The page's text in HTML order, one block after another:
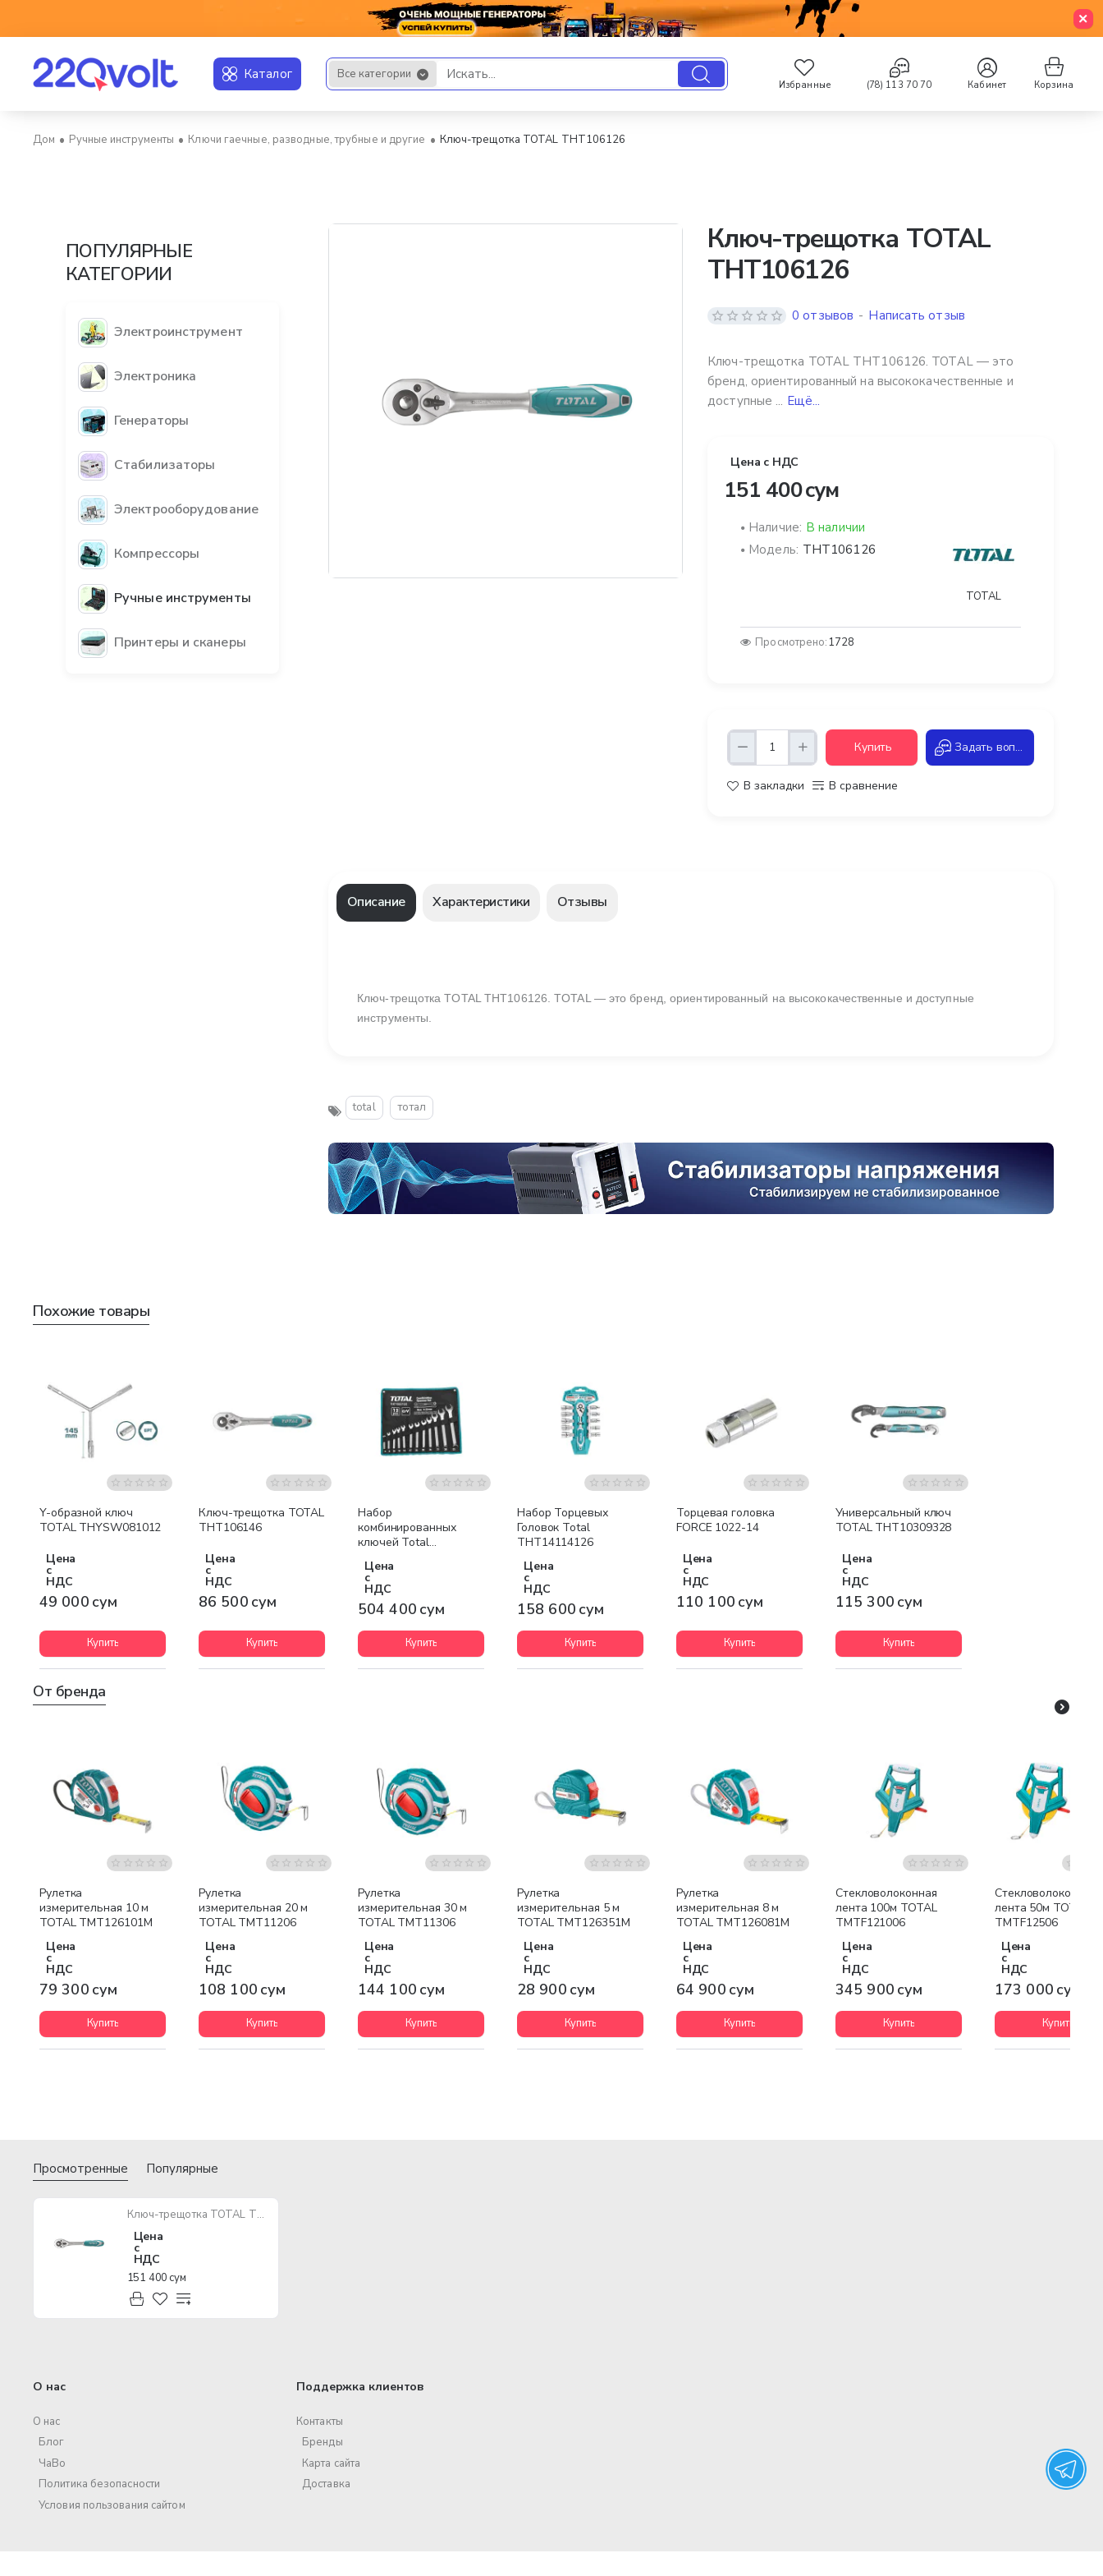
Каталог Все категории
Искать... Избранные (78) 113 70 70 Кабинет Корзина
Ручные инструменты Ключи гаечные, разводные, трубные и другие Ключ-трещотка TOTAL THT106126
ПОПУЛЯРНЫЕ
КАТЕГОРИИ
Электроинструмент
Электроника
Генераторы
Стабилизаторы
Электрооборудование
Компрессоры
Ручные инструменты
Принтеры и сканеры
Ключ-трещотка TOTAL
THT106126
Ключ-трещотка TOTAL THT106126. TOTAL — это
бренд, ориентированный на высококачественные и
доступные ... Ещё...
0 отзывов - Написать отзыв
Цена с НДС
151 400 сум
Наличие: В наличии
Модель: THT106126
TOTAL
Просмотрено:1728
Купить Задать вопрос
В закладки В сравнение
Описание Характеристики Отзывы
Ключ-трещотка TOTAL THT106126. TOTAL — это бренд, ориентированный на высококачественные и доступные
инструменты.
total тотал
Похожие товары
Y-образной ключ
TOTAL THYSW081012
Цена
с
НДС
49 000 сум
Купить
Ключ-трещотка TOTAL
THT106146
Цена
с
НДС
86 500 сум
Купить
Набор
комбинированных
ключей Total
Цена
с
НДС
504 400 сум
Купить
Набор Торцевых
Головок Total
THT14114126
Цена
с
НДС
158 600 сум
Купить
Торцевая головка
FORСE 1022-14
Цена
с
НДС
110 100 сум
Купить
Универсальный ключ
TOTAL THT10309328
Цена
с
НДС
115 300 сум
Купить
От бренда
Рулетка
измерительная 10 м
TOTAL TMT126101M
Цена
с
НДС
79 300 сум
Купить
Рулетка
измерительная 20 м
TOTAL TMT11206
Цена
с
НДС
108 100 сум
Купить
Рулетка
измерительная 30 м
TOTAL TMT11306
Цена
с
НДС
144 100 сум
Купить
Рулетка
измерительная 5 м
TOTAL TMT126351M
Цена
с
НДС
28 900 сум
Купить
Рулетка
измерительная 8 м
TOTAL TMT126081M
Цена
с
НДС
64 900 сум
Купить
Стекловолоконная
лента 100м TOTAL
TMTF121006
Цена
с
НДС
345 900 сум
Купить
Стекловолоконная
лента 50м TOTAL
TMTF12506
Цена
с
НДС
173 000 сум
Купить
Просмотренные Популярные
Ключ-трещотка TOTAL THT106126
Цена
с
НДС
151 400 сум
О нас
О нас
Блог
ЧаВо
Политика безопасности
Условия пользования сайтом
Поддержка клиентов
Контакты
Бренды
Карта сайта
Доставка